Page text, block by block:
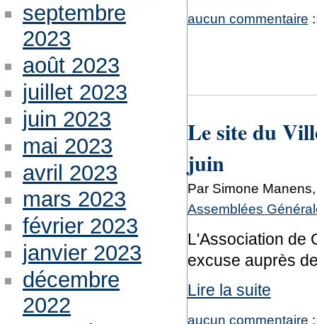
aucun commentaire
Le site du
juin
Par Simone
Assemblées
L'Association de
excuse auprès
Lire la suite
aucun commentaire
septembre
2023
août 2023
juillet 2023
juin 2023
mai 2023
avril 2023
mars 2023
février 2023
janvier 2023
décembre
2022